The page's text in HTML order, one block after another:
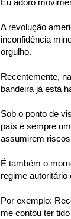
A revolução
inconfidência
orgulho.
Recentemente,
bandeira já está
Sob o ponto de
país é sempre
assumirem
É também o
regime
Por exemplo:
me contou ter